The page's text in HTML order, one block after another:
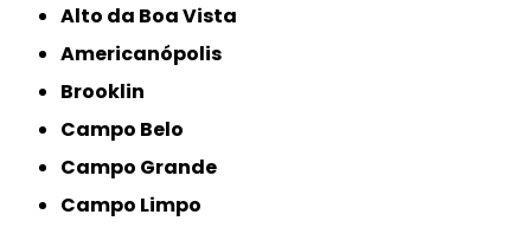
Alto da Boa Vista
Americanópolis
Brooklin
Campo Belo
Campo Grande
Campo Limpo